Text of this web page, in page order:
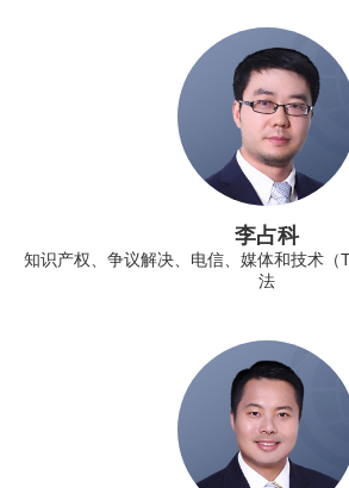
李占科
知识产权、争议解决、电信、媒体和技术（
法